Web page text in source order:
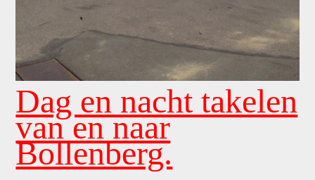
Dag en nacht takelen
van en naar
Bollenberg.